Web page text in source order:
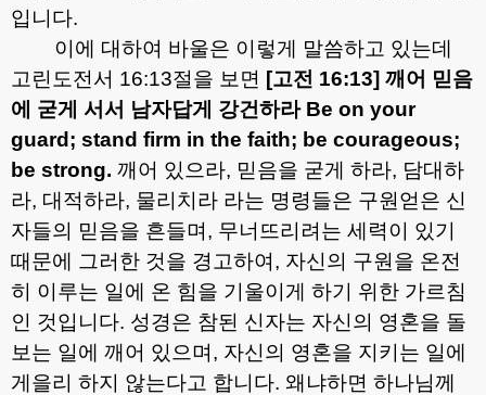
입니다.
이에 대하여 바울은 이렇게 말씀하고 있는데
고린도전서 16:13절을 보면 [고전 16:13] 깨어 믿음
에 굳게 서서 남자답게 강건하라Be on your
guard; stand firm in the faith; be courageous;
be strong. 깨어 있으라, 믿음을 굳게 하라, 담대하
라, 대적하라, 물리치라 라는 명령들은 구원얻은 신
자들의 믿음을 흔들며 , 무너뜨리려는 세력이 있기
때문에 그러한 것을 경고하여 , 자신의 구원을 온전
히 이루는 일에 온 힘을 기울이게 하기 위한 가르침
인 것입니다. 성경은 참된 신자는 자신의 영혼을 돌
보는 일에 깨어 있으며 , 자신의 영혼을 지키는 일에
게을리 하지 않는다고 합니다. 왜냐하면 하나님께